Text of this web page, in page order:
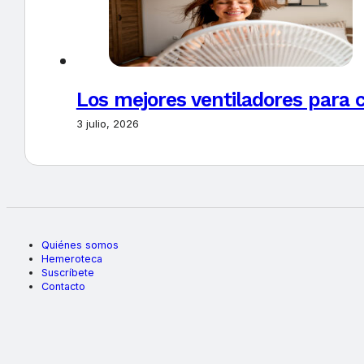
Los mejores ventiladores para
3 julio, 2026
Quiénes somos
Hemeroteca
Suscríbete
Contacto